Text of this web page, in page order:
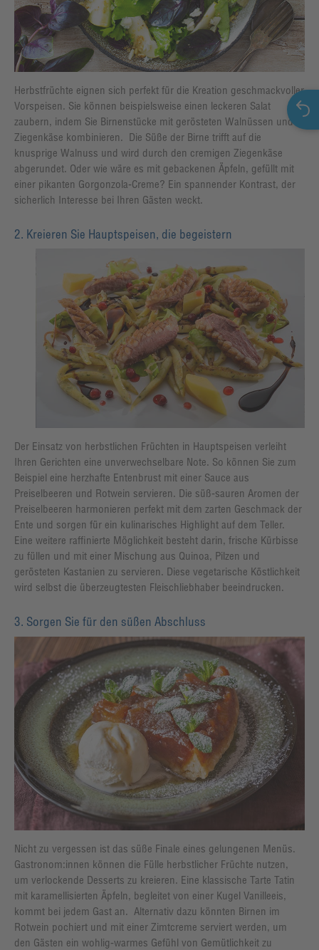
Herbstfrüchte eignen sich perfekt für die Kreation geschmackvoller
Vorspeisen. Sie können beispielsweise einen leckeren Salat
zaubern, indem Sie Birnenstücke mit gerösteten Walnüssen und
Ziegenkäse kombinieren. Die Süße der Birne trifft auf die
knusprige Walnuss und wird durch den cremigen Ziegenkäse
abgerundet. Oder wie wäre es mit gebackenen Äpfeln, gefüllt mit
einer pikanten Gorgonzola-Creme? Ein spannender Kontrast, der
sicherlich Interesse bei Ihren Gästen weckt.
2. Kreieren Sie Hauptspeisen, die begeistern
Der Einsatz von herbstlichen Früchten in Hauptspeisen verleiht
Ihren Gerichten eine unverwechselbare Note. So können Sie zum
Beispiel eine herzhafte Entenbrust mit einer Sauce aus
Preiselbeeren und Rotwein servieren. Die süß-sauren Aromen der
Preiselbeeren harmonieren perfekt mit dem zarten Geschmack der
Ente und sorgen für ein kulinarisches Highlight auf dem Teller.
Eine weitere raffinierte Möglichkeit besteht darin, frische Kürbisse
zu füllen und mit einer Mischung aus Quinoa, Pilzen und
gerösteten Kastanien zu servieren. Diese vegetarische Köstlichkeit
wird selbst die überzeugtesten Fleischliebhaber beeindrucken.
3. Sorgen Sie für den süßen Abschluss
Nicht zu vergessen ist das süße Finale eines gelungenen Menüs.
Gastronom:innen können die Fülle herbstlicher Früchte nutzen,
um verlockende Desserts zu kreieren. Eine klassische Tarte Tatin
mit karamellisierten Äpfeln, begleitet von einer Kugel Vanilleeis,
kommt bei jedem Gast an. Alternativ dazu könnten Birnen im
Rotwein pochiert und mit einer Zimtcreme serviert werden, um
den Gästen ein wohlig-warmes Gefühl von Gemütlichkeit zu